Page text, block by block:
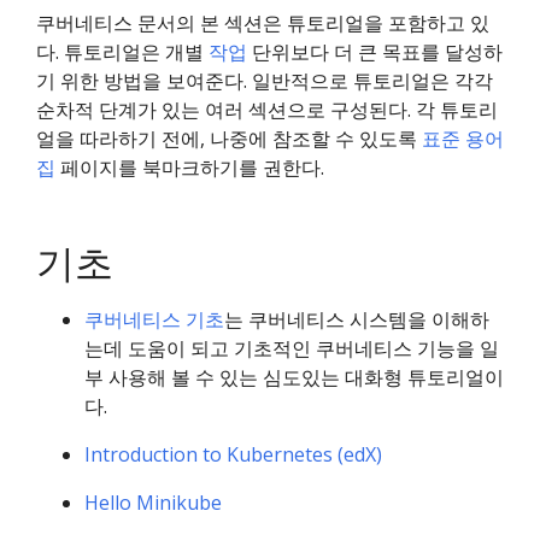
쿠버네티스 문서의 본 섹션은 튜토리얼을 포함하고 있
다. 튜토리얼은 개별 작업 단위보다 더 큰 목표를 달성하
기 위한 방법을 보여준다. 일반적으로 튜토리얼은 각각
순차적 단계가 있는 여러 섹션으로 구성된다. 각 튜토리
얼을 따라하기 전에, 나중에 참조할 수 있도록 표준 용어
집 페이지를 북마크하기를 권한다.
기초
쿠버네티스 기초는 쿠버네티스 시스템을 이해하
는데 도움이 되고 기초적인 쿠버네티스 기능을 일
부 사용해 볼 수 있는 심도있는 대화형 튜토리얼이
다.
Introduction to Kubernetes (edX)
Hello Minikube